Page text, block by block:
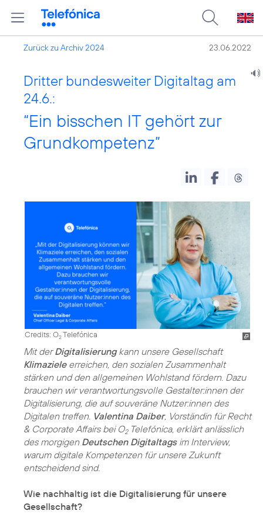
Zurück zu Archiv 2024 23.06.2022
Dritter bundesweiter Digitaltag am
24.6.:
“Ein bisschen IT gehört zur
Grundkompetenz”
Credits: O2Telefónica
Mit derDigitalisierungkann unsere Gesellschaft
Klimazieleerreichen, den sozialen Zusammenhalt
stärken und den allgemeinen Wohlstand fördern. Dazu
brauchen wir verantwortungsvolle Gestalter:innen der
Digitalisierung, die auf souveräne Nutzer:innen des
Digitalen treffen. Valentina Daiber, Vorständin für Recht
& Corporate Affairs bei O2Telefónica, erklärt anlässlich
des morgigen Deutschen Digitaltagsim Interview,
warum digitale Kompetenzen für unsere Zukunft
entscheidend sind.
Wie nachhaltig ist die Digitalisierung für unsere
Gesellschaft?